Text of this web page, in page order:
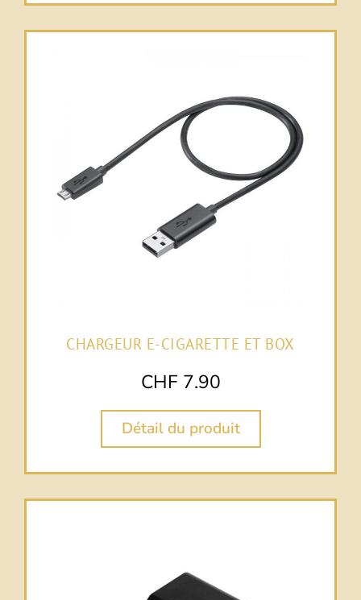
CHARGEUR E-CIGARETTE ET BOX
CHF 7.90
Détail du produit